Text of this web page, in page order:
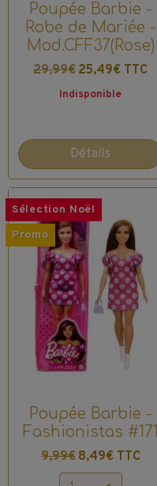
Poupée Barbie -
Robe de Mariée -
Mod.CFF37(Rose)
29,99€ 25,49€ TTC
Indisponible
Détails
Sélection Noël
Promo
Poupée Barbie -
Fashionistas #171
9,99€ 8,49€ TTC